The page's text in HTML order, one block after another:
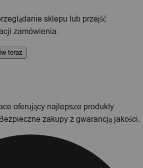
sklepu lub przejść
zamówienia.
teraz
oferujący najlepsze produkty
zakupy z gwarancją jakości.